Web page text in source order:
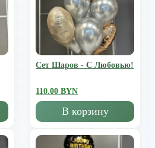
Сет Шаров - С Любовью!
110.00 BYN
В корзину